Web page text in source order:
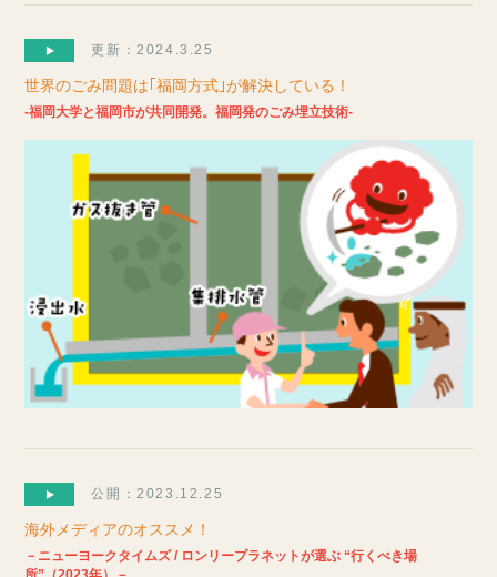
更新：2024.3.25
世界のごみ問題は｢福岡方式｣が解決している！
-福岡大学と福岡市が共同開発。福岡発のごみ埋立技術-
公開：2023.12.25
海外メディアのオススメ！
－ニューヨークタイムズ / ロンリープラネットが選ぶ “行くべき場